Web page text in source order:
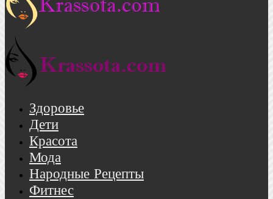
Здоровье
Дети
Красота
Мода
Народные Рецепты
Фитнес